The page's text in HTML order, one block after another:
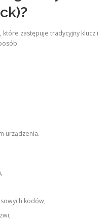
zastępuje tradycyjny klucz i
urządzenia.
kodów,